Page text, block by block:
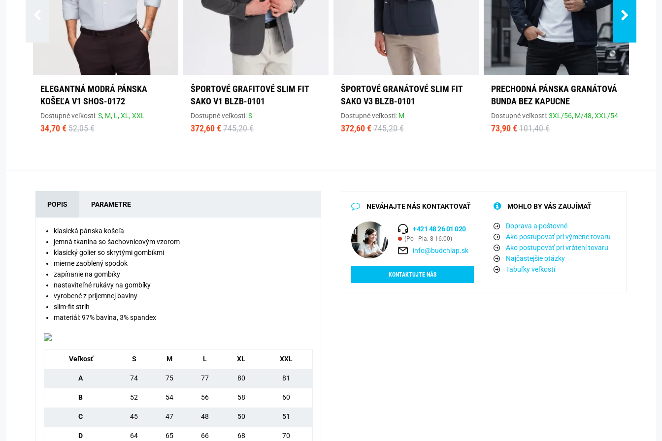
ELEGANTNÁ MODRÁ PÁNSKA
KOŠEĽA V1 SHOS-0172
Dostupné veľkosti:S, M, L,XL,XXL
34,70 € 52,05 €
ŠPORTOVÉ GRAFITOVÉ SLIM FIT
SAKO V1 BLZB-0101
Dostupné veľkosti:S
372,60 € 745,20 €
ŠPORTOVÉ GRANÁTOVÉ SLIM FIT
SAKO V3 BLZB-0101
Dostupné veľkosti: M
372,60 € 745,20 €
PRECHODNÁ PÁNSKA GRANÁTOVÁ
BUNDA BEZ KAPUCNE
Dostupné veľkosti:3XL/56, M/48,XXL/54
73,90 € 101,40 €
POPIS PARAMETRE
klasická pánska košeľa
jemná tkanina so šachovnicovým vzorom
klasický golier so skrytými gombíkmi
mierne zaoblený spodok
zapínanie na gombíky
nastaviteľné rukávy na gombíky
vyrobené z príjemnej bavlny
slim-fit strih
materiál: 97% bavlna, 3% spandex
Veľkosť S M L XL XXL
A 74 75 77 80 81
B 52 54 56 58 60
C 45 47 48 50 51
D 64 65 66 68 70
NEVÁHAJTE NÁS KONTAKTOVAŤ
+421 48 26 01 020
(Po - Pia: 8-16:00)
info@budchlap.sk
KONTAKTUJTE NÁS
MOHLO BY VÁS ZAUJÍMAŤ
Doprava a poštovné
Ako postupovať pri výmene tovaru
Ako postupovať pri vrátení tovaru
Najčastejšie otázky
Tabuľky veľkostí